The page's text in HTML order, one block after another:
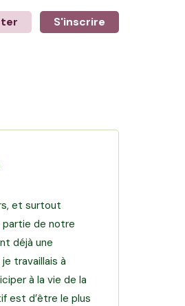
S'inscrire
et surtout
partie de notre
déjà une
travaillais à
à la vie de la
est d’être le plus